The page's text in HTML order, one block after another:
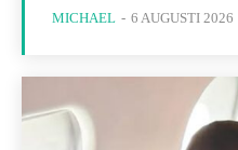
MICHAEL - 6 AUGUSTI 2026